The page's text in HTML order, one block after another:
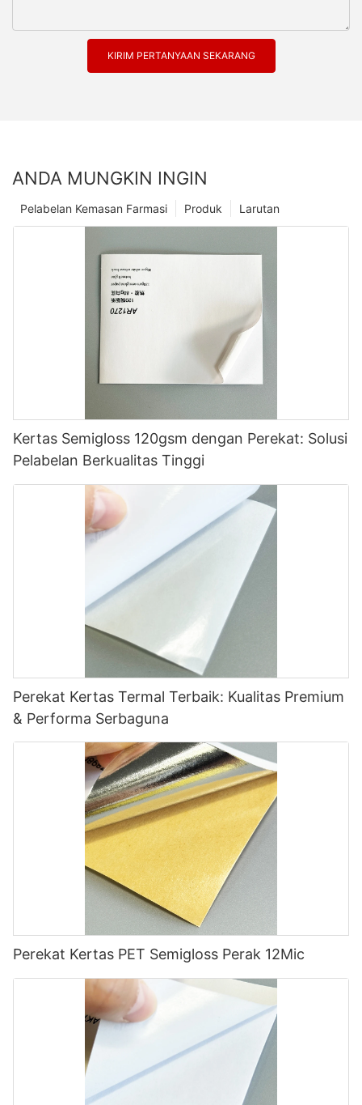
KIRIM PERTANYAAN SEKARANG
ANDA MUNGKIN INGIN
Larutan
Produk
Pelabelan Kemasan Farmasi
Kertas Semigloss 120gsm dengan Perekat: Solusi
Pelabelan Berkualitas Tinggi
Perekat Kertas Termal Terbaik: Kualitas Premium
& Performa Serbaguna
Perekat Kertas PET Semigloss Perak 12Mic